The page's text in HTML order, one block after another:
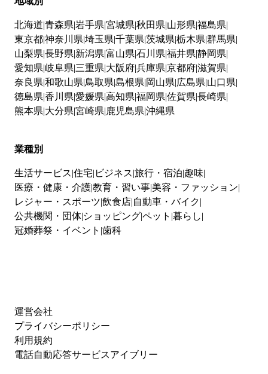
北海道 青森県 岩手県 宮城県 秋田県 山形県 福島県
東京都神奈川県 埼玉県 千葉県 茨城県 栃木県 群馬県
山梨県 長野県 新潟県 富山県 石川県 福井県 静岡県
愛知県 岐阜県 三重県 大阪府兵庫県 京都府滋賀県
奈良県 和歌山県 鳥取県 島根県 岡山県 広島県 山口県
徳島県 香川県 愛媛県 高知県 福岡県 佐賀県 長崎県
熊本県 大分県 宮崎県 鹿児島県 沖縄県
業種別
生活サービス 住宅 ビジネス 旅行・宿泊 趣味
医療・健康・介護教育・習い事 美容・ファッション
レジャー・スポーツ 飲食店 自動車・バイク
公共機関・団体 ショッピングペット 暮らし
冠婚葬祭・イベント 歯科
運営会社
プライバシーポリシー
利用規約
電話自動応答サービスアイブリー